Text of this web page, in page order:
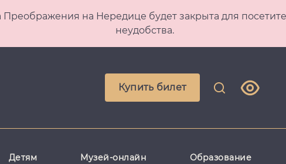
Преображения на Нередице будет закрыта для
неудобства.
Купить билет
Детям Музей-онлайн Образование